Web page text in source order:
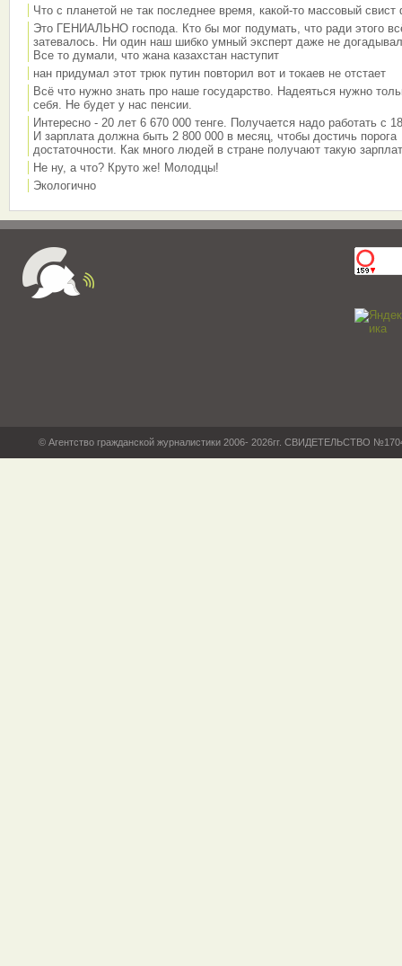
Что с планетой не так последнее время, какой-то массовый свист
Это ГЕНИАЛЬНО господа. Кто бы мог подумать, что ради этого
затевалось. Ни один наш шибко умный эксперт даже не
Все то думали, что жана казахстан наступит
нан придумал этот трюк путин повторил вот и токаев не отстает
Всё что нужно знать про наше государство. Надеяться нужно
себя. Не будет у нас пенсии.
Интересно - 20 лет 6 670 000 тенге. Получается надо работать с
И зарплата должна быть 2 800 000 в месяц, чтобы достичь порога
достаточности. Как много людей в стране получают такую
Не ну, а что? Круто же! Молодцы!
Экологично
© Агентство гражданской журналистики 2006- 2026гг. СВИДЕТЕЛЬСТВО